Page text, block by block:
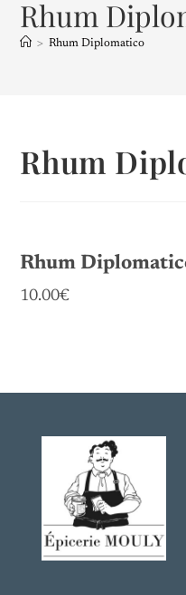
Rhum
> Rhum Diplomatico
Rhum
Rhum
10.00€